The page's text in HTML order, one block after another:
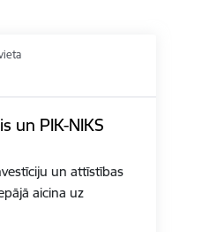
un PIK-NIKS
un attīstības
aicina uz